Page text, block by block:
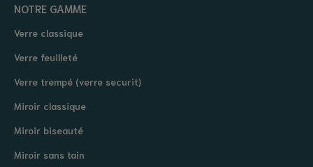
NOTRE GAMME
Verre classique
Verre feuilleté
Verre trempé (verre securit)
Miroir classique
Miroir biseauté
Miroir sans tain